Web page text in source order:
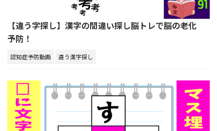
【違う字探し】漢字の間違い探し脳トレで脳の老化
予防！
認知症予防動画 違う漢字探し